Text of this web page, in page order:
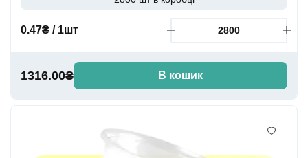
0.47₴ / 1шт
1316.00₴ В кошик